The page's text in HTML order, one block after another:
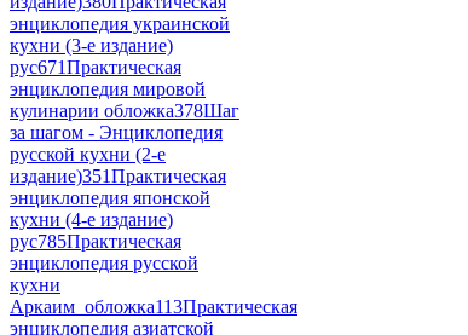
энциклопедия украинской
кухни (3-е издание)
рус671Практическая
энциклопедия мировой
кулинарии обложка378Шаг
за шагом - Энциклопедия
русской кухни (2-е
издание)351Практическая
энциклопедия японской
кухни (4-е издание)
рус785Практическая
энциклопедия русской
кухни
Аркаим_обложка113Практическая
энциклопедия азиатской